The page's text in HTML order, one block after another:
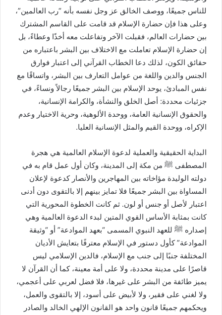
للناس جميعًا، ووصف الخالق عز وجل نفسه بأنه “رب العالمين”،
وعلى هذا فإن حضارة الإسلام قد قامت على القاسم المشترك
بين حضارات العالم، فقبلت الآخر وتفاعلت معه أخذًا وعطاءً، بل
إن حضارة الإسلام تعاملت مع الاختلاف بين البشر باعتباره من
حقائق الكون، لذلك دعا الخطاب القرآني إلى اعتبار فوارق
الجنس والدين واللغة من عوامل التعارف بين البشر، واتساقًا مع
نفس المبادئ، يوحد الإسلام بين البشر جميعًا رجالاً ونساءً، في
جزئيات محددة: أصل الخلق والنشأة، والكرامة الإنسانية،
والحقوق الإنسانية العامة، ووحدة الألوهية، وحرية الاختيار وعدم
الإكراه، ووحدة القيم والمثل الإنسانية العليا.
البداية الحقيقية والعملية لدعوة الإسلام العالمية هي هجرة
المصطفى ﷺ من مكة إلى المدينة، وكان أول عمل قام به في
دولته الوليدة مؤاخاته بين المهاجرين والأنصار كدعوة لإعلان
المساواة بين البشر جميعًا فلا تمايز بينهم إلا بالتقوى دون أدنى
اعتبار لأصل أو جنس أو لون. ثم كانت الخطوة المحورية التي
كانت بمثابة الأساس القوي المتين لبدء الدعوة العالمية وهي
إصداره ﷺ للعهد النبوي المسمى “بعهد الموادعة” أو “وثيقة
الموادعة” كأول دستور في الإسلام معترفًا بتعايش الأديان
المختلفة جنبًا إلى جنب مع الإسلام، فالدين الإسلامي ليس
قاصرًا على مدينة محددة، ولا على أمة معينة، كما أن القرآن لا
يميز طائفة من البشر على غيرها، فلا فضل لعربي على أعجمي،
ولا لغني على فقير، ولا لأبيض على أسود، إلا بالتقوى والعمل،
ويحكمهم جميعًا قانون واحد هو القانون الإلهي الخالد والصادر